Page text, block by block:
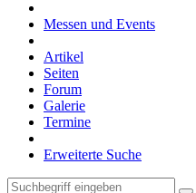
Messen und Events
Artikel
Seiten
Forum
Galerie
Termine
Erweiterte Suche